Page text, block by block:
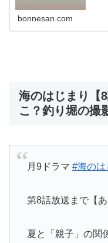
bonnesan.com
海のはじまり【
こ？釣り堀の撮
月9ドラマ #海のは
第8話放送まで【あ
夏と「親子」の関